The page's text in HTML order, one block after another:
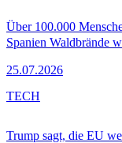
Über 100.000
Spanien Waldbrände
25.07.2026
Trump sagt, die EU
TECH